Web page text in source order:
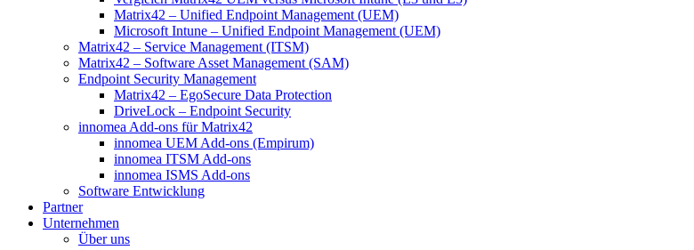
Matrix42 – Unified Endpoint Management (UEM)
Microsoft Intune – Unified Endpoint Management (UEM)
Matrix42 – Service Management (ITSM)
Matrix42 – Software Asset Management (SAM)
Endpoint Security Management
Matrix42 – EgoSecure Data Protection
DriveLock – Endpoint Security
innomea Add-ons für Matrix42
innomea UEM Add-ons (Empirum)
innomea ITSM Add-ons
innomea ISMS Add-ons
Software Entwicklung
Partner
Unternehmen
Über uns